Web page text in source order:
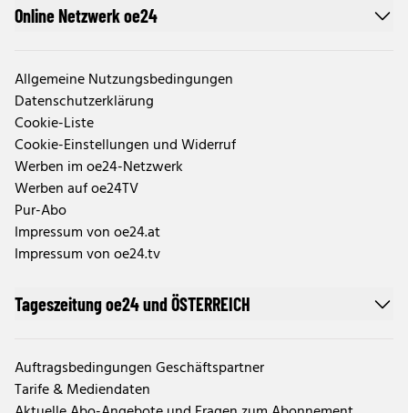
Online Netzwerk oe24
Allgemeine Nutzungsbedingungen
Datenschutzerklärung
Cookie-Liste
Cookie-Einstellungen und Widerruf
Werben im oe24-Netzwerk
Werben auf oe24TV
Pur-Abo
Impressum von oe24.at
Impressum von oe24.tv
Tageszeitung oe24 und ÖSTERREICH
Auftragsbedingungen Geschäftspartner
Tarife & Mediendaten